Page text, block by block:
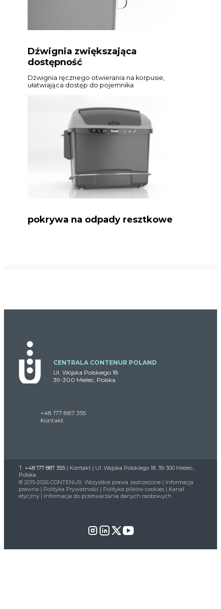
Dźwignia zwiększająca
dostępność
Dźwignia ręcznego otwierania na korpusie,
ułatwiająca dostęp do pojemnika
pokrywa na odpady resztkowe
CENTRALA CONTENUR POLAND
Ul. Wojska Polskiego 18
39-300 Mielec, Polska
+48 177 887 355
Kontakt
T. +48 177 887 355 | Kontakt | Ul. Wojska Polskiego 18, 39-300 Mielec,
Polska
© 2015-2026 CONTENUR. Wszystkie prawa zastrzeżone | Informacja
prawna | Polityka Prywatności | Polityka plików cookies | Kanał
etyczny | Informacja do przetwarzania danych osobowych